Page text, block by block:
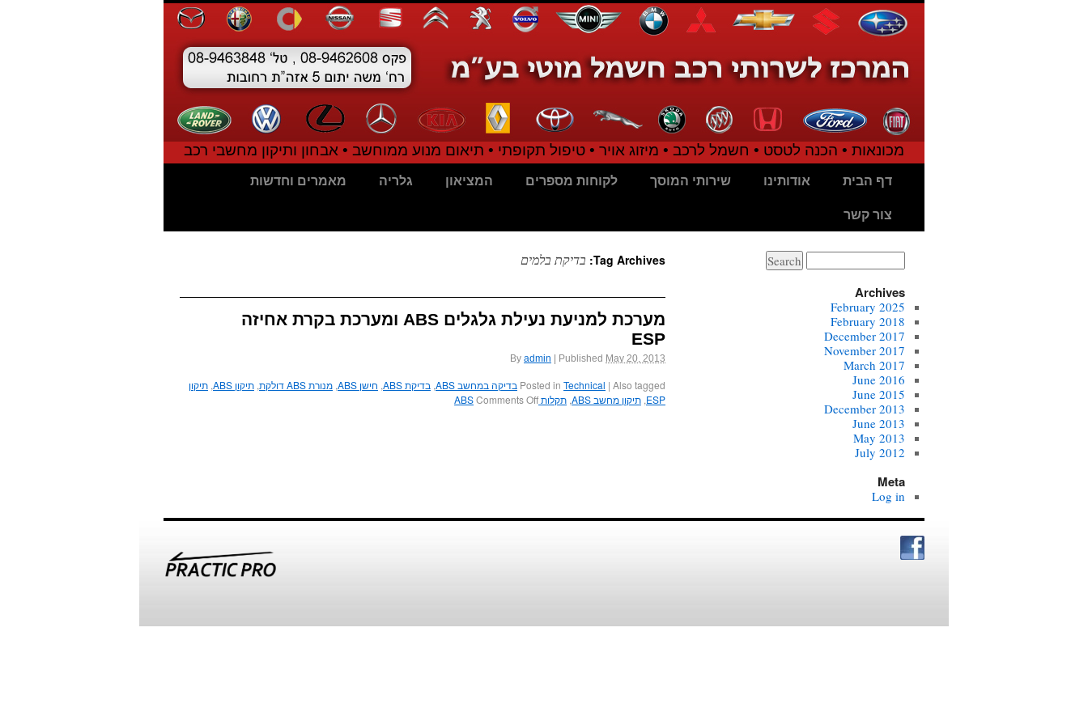
מכונאות • הכנה לטסט • חשמל לרכב • מיזוג אויר • טיפול תקופתי • תיאום מנוע ממוחשב • אבחון ותיקון מחשבי רכב
דף הבית אודותינו שירותי המוסך לקוחות מספרים המציאון גלריה
מאמרים וחדשות
צור קשר
Tag Archives: בדיקת בלמים
מערכת למניעת נעילת גלגלים ABS ומערכת בקרת אחיזה
ESP
By admin Published May 20, 2013
Posted in Technical | Also tagged בדיקה במחשב ABS , בדיקת ABS , חישן ABS , מנורת ABS דולקת , תיקון ABS , תיקון
ESP
, תיקון מחשב ABS , תקלות ABSComments Off
אחיזה
Search
for:
Archives
February 2025
February 2018
December 2017
November 2017
March 2017
June 2016
June 2015
December 2013
June 2013
May 2013
July 2012
Meta
Log in